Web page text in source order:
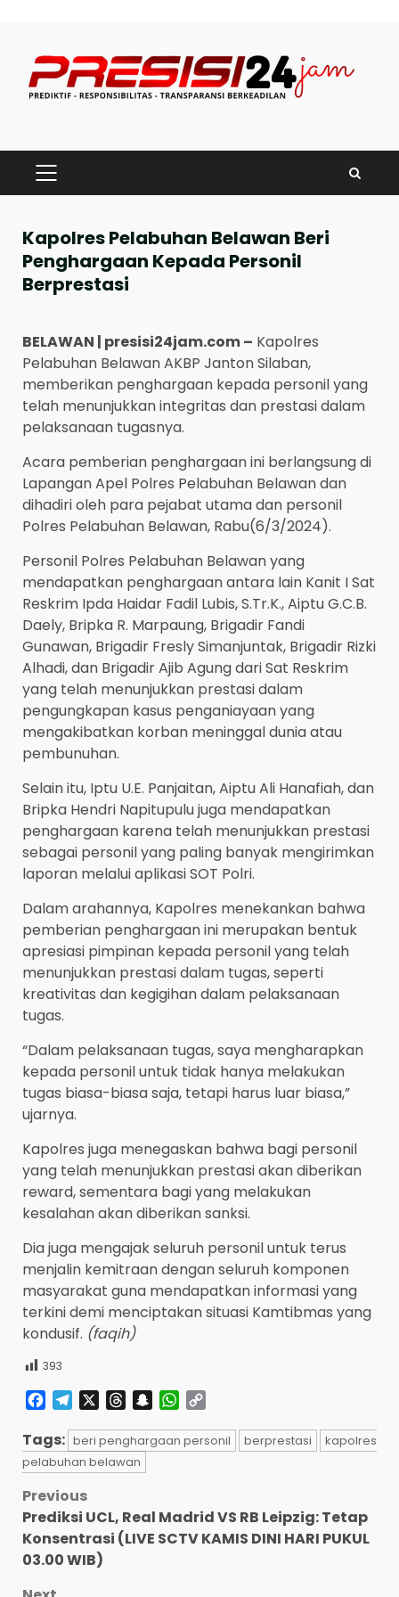
content
PRIMARY
MENU
Kapolres Pelabuhan Belawan Beri
Penghargaan Kepada Personil
Berprestasi
BELAWAN | presisi24jam.com – Kapolres
Pelabuhan Belawan AKBP Janton Silaban,
memberikan penghargaan kepada personil yang
telah menunjukkan integritas dan prestasi dalam
pelaksanaan tugasnya.
Acara pemberian penghargaan ini berlangsung di
Lapangan Apel Polres Pelabuhan Belawan dan
dihadiri oleh para pejabat utama dan personil
Polres Pelabuhan Belawan, Rabu(6/3/2024).
Personil Polres Pelabuhan Belawan yang
mendapatkan penghargaan antara lain Kanit I Sat
Reskrim Ipda Haidar Fadil Lubis, S.Tr.K., Aiptu G.C.B.
Daely, Bripka R. Marpaung, Brigadir Fandi
Gunawan, Brigadir Fresly Simanjuntak, Brigadir Rizki
Alhadi, dan Brigadir Ajib Agung dari Sat Reskrim
yang telah menunjukkan prestasi dalam
pengungkapan kasus penganiayaan yang
mengakibatkan korban meninggal dunia atau
pembunuhan.
Selain itu, Iptu U.E. Panjaitan, Aiptu Ali Hanafiah, dan
Bripka Hendri Napitupulu juga mendapatkan
penghargaan karena telah menunjukkan prestasi
sebagai personil yang paling banyak mengirimkan
laporan melalui aplikasi SOT Polri.
Dalam arahannya, Kapolres menekankan bahwa
pemberian penghargaan ini merupakan bentuk
apresiasi pimpinan kepada personil yang telah
menunjukkan prestasi dalam tugas, seperti
kreativitas dan kegigihan dalam pelaksanaan
tugas.
“Dalam pelaksanaan tugas, saya mengharapkan
kepada personil untuk tidak hanya melakukan
tugas biasa-biasa saja, tetapi harus luar biasa,”
ujarnya.
Kapolres juga menegaskan bahwa bagi personil
yang telah menunjukkan prestasi akan diberikan
reward, sementara bagi yang melakukan
kesalahan akan diberikan sanksi.
Dia juga mengajak seluruh personil untuk terus
menjalin kemitraan dengan seluruh komponen
masyarakat guna mendapatkan informasi yang
terkini demi menciptakan situasi Kamtibmas yang
kondusif. (faqih)
393
Facebook
TelegramThreadsSnapchatWhatsApp
Tags: beri penghargaan personil berprestasi
kapolres
pelabuhan belawan
Post
navigation
Previous
Prediksi UCL, Real Madrid VS RB Leipzig: Tetap
Konsentrasi (LIVE SCTV KAMIS DINI HARI PUKUL
03.00 WIB)